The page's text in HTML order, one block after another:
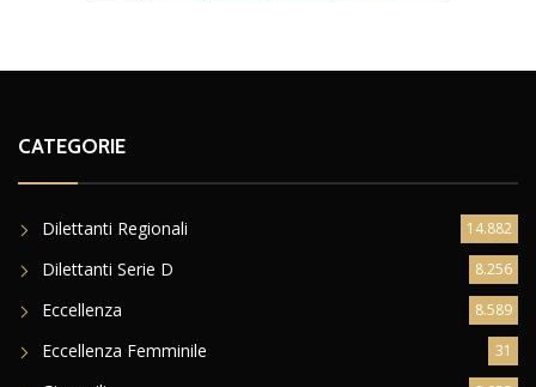
CATEGORIE
Dilettanti Regionali 14.882
Dilettanti Serie D 8.256
Eccellenza 8.589
Eccellenza Femminile 31